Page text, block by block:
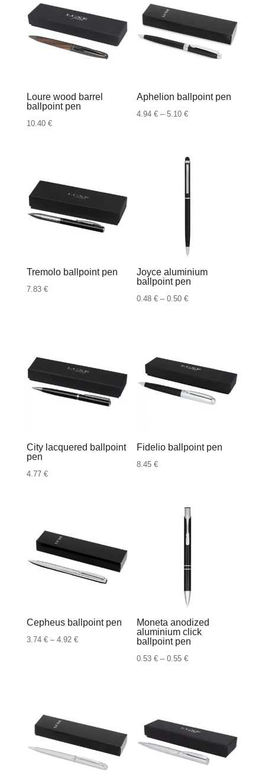
Loure wood barrel
ballpoint pen
10.40 €
Aphelion ballpoint pen
4.94€ – 5.10€Raspon
4.94 €
do
Tremolo ballpoint pen
7.83 €
Joyce aluminium
ballpoint pen
0.48€ – 0.50€Raspon
City lacquered ballpoint
pen
4.77 €
Fidelio ballpoint pen
8.45€
Cepheus ballpoint pen
3.74 € – 4.92 €Raspon
Moneta anodized
aluminium click
ballpoint pen
0.53€ – 0.55€Raspon
0.55 €